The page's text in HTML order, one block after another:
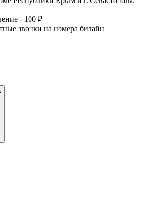
- 100 ₽
звонки на номера билайн